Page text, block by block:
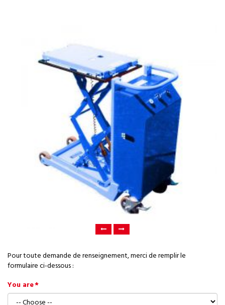
Pour toute demande de renseignement, merci de remplir le
formulaire ci-dessous :
You are